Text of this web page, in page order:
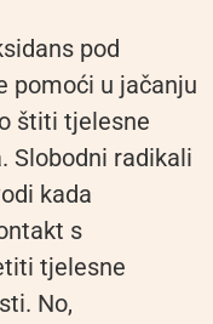
pod
pomoći u jačanju
štiti tjelesne
Slobodni radikali
kada
s
tjelesne
No,